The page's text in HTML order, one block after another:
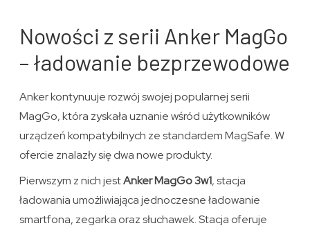
Nowości z serii Anker MagGo
– ładowanie bezprzewodowe
Anker kontynuuje rozwój swojej popularnej serii
MagGo, która zyskała uznanie wśród użytkowników
urządzeń kompatybilnych ze standardem MagSafe. W
ofercie znalazły się dwa nowe produkty.
Pierwszym z nich jestAnker MagGo 3w1, stacja
ładowania umożliwiająca jednoczesne ładowanie
smartfona, zegarka oraz słuchawek. Stacja oferuje